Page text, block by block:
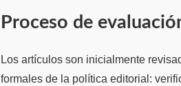
Proceso de
Los artículos son inicialmente
formales de la política editorial: